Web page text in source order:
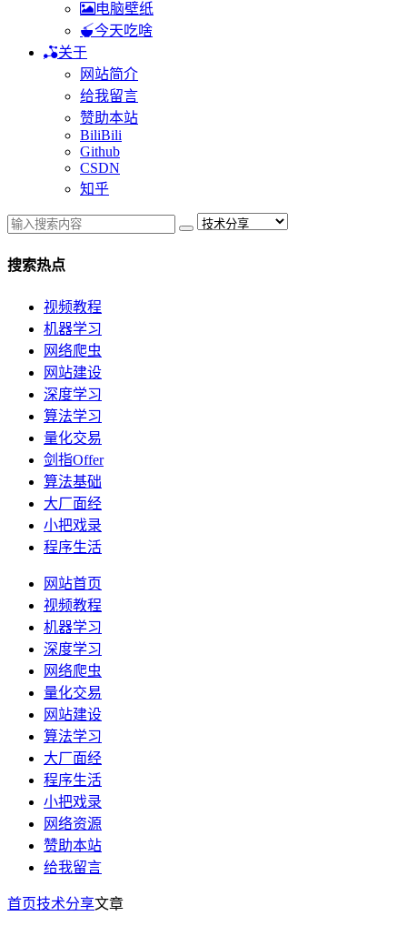
电脑壁纸
今天吃啥
关于
网站简介
给我留言
赞助本站
BiliBili
Github
CSDN
知乎
搜索热点
视频教程
机器学习
网络爬虫
网站建设
深度学习
算法学习
量化交易
剑指Offer
算法基础
大厂面经
小把戏录
程序生活
网站首页
视频教程
机器学习
深度学习
网络爬虫
量化交易
网站建设
算法学习
大厂面经
程序生活
小把戏录
网络资源
赞助本站
给我留言
首页技术分享文章